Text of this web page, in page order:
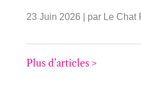
23 Juin 2026 | par Le Chat
Plus d’articles >